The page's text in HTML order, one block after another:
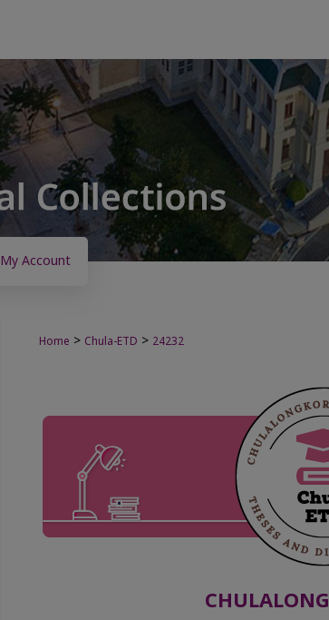
My Account
Home > Chula-ETD > 24232